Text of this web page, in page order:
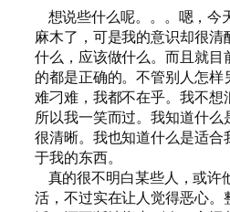
想说些什么呢。。。嗯，今
麻木了，可是我的意识却很
什么，应该做什么。而且就
的都是正确的。不管别人怎
难刁难，我都不在乎。我不想
所以我一笑而过。我知道什
很清晰。我也知道什么是适合
于我的东西。
真的很不明白某些人，或许
活，不过实在让人觉得恶心。